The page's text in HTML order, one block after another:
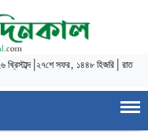
| ২৭শে সফর, ১৪৪৮ হিজরি রাত